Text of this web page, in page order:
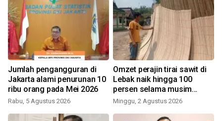
Jumlah pengangguran di
Jakarta alami penurunan 10
ribu orang pada Mei 2026
Rabu, 5 Agustus 2026
Omzet perajin tirai sawit di
Lebak naik hingga 100
persen selama musim
kemarau
Minggu, 2 Agustus 2026